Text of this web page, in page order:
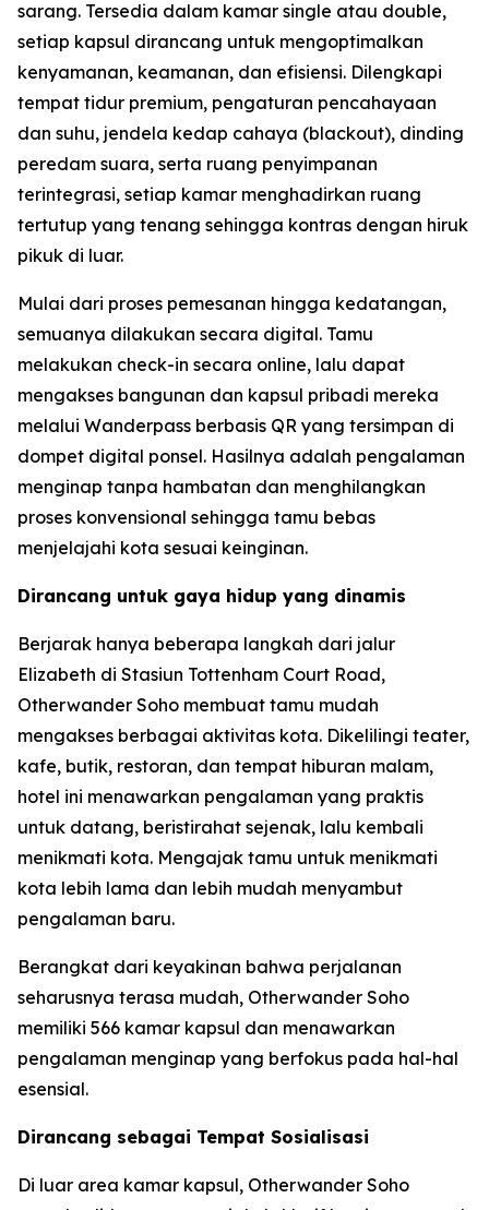
sarang. Tersedia dalam kamar single atau double,
setiap kapsul dirancang untuk mengoptimalkan
kenyamanan, keamanan, dan efisiensi. Dilengkapi
tempat tidur premium, pengaturan pencahayaan
dan suhu, jendela kedap cahaya (blackout), dinding
peredam suara, serta ruang penyimpanan
terintegrasi, setiap kamar menghadirkan ruang
tertutup yang tenang sehingga kontras dengan hiruk
pikuk di luar.
Mulai dari proses pemesanan hingga kedatangan,
semuanya dilakukan secara digital. Tamu
melakukan check-in secara online, lalu dapat
mengakses bangunan dan kapsul pribadi mereka
melalui Wanderpass berbasis QR yang tersimpan di
dompet digital ponsel. Hasilnya adalah pengalaman
menginap tanpa hambatan dan menghilangkan
proses konvensional sehingga tamu bebas
menjelajahi kota sesuai keinginan.
Dirancang untuk gaya hidup yang dinamis
Berjarak hanya beberapa langkah dari jalur
Elizabeth di Stasiun Tottenham Court Road,
Otherwander Soho membuat tamu mudah
mengakses berbagai aktivitas kota. Dikelilingi teater,
kafe, butik, restoran, dan tempat hiburan malam,
hotel ini menawarkan pengalaman yang praktis
untuk datang, beristirahat sejenak, lalu kembali
menikmati kota. Mengajak tamu untuk menikmati
kota lebih lama dan lebih mudah menyambut
pengalaman baru.
Berangkat dari keyakinan bahwa perjalanan
seharusnya terasa mudah, Otherwander Soho
memiliki 566 kamar kapsul dan menawarkan
pengalaman menginap yang berfokus pada hal-hal
esensial.
Dirancang sebagai Tempat Sosialisasi
Di luar area kamar kapsul, Otherwander Soho